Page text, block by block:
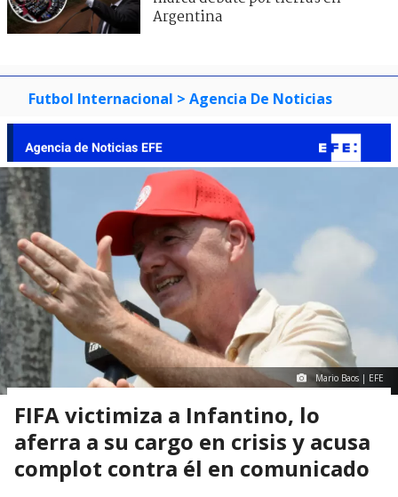
Argentina
Futbol Internacional > Agencia De Noticias
Mario Baos | EFE
FIFA victimiza a Infantino, lo
aferra a su cargo en crisis y acusa
complot contra él en comunicado